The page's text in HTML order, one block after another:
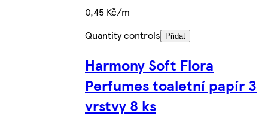
0,45 Kč/m
Quantity controls
Přidat
Harmony Soft Flora
Perfumes toaletní papír 3
vrstvy 8 ks